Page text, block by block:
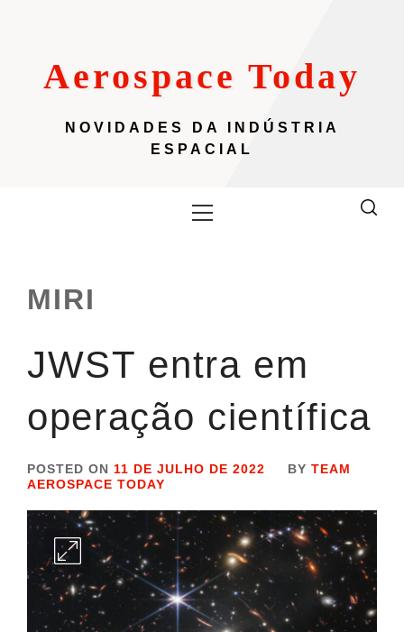
Aerospace Today
NOVIDADES DA INDÚSTRIA
ESPACIAL
Menu
MIRI
JWST entra em
operação científica
POSTED ON 11 DE JULHO DE 2022 BY TEAM
AEROSPACE TODAY